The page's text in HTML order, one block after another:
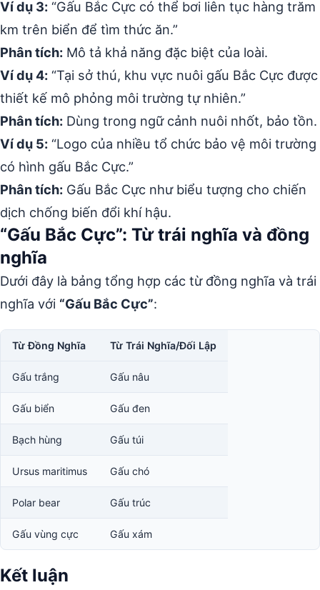
Ví dụ 3: “Gấu Bắc Cực có thể bơi liên tục hàng trăm
km trên biển để tìm thức ăn.”
Phân tích: Mô tả khả năng đặc biệt của loài.
Ví dụ 4: “Tại sở thú, khu vực nuôi gấu Bắc Cực được
thiết kế mô phỏng môi trường tự nhiên.”
Phân tích: Dùng trong ngữ cảnh nuôi nhốt, bảo tồn.
Ví dụ 5: “Logo của nhiều tổ chức bảo vệ môi trường
có hình gấu Bắc Cực.”
Phân tích: Gấu Bắc Cực như biểu tượng cho chiến
dịch chống biến đổi khí hậu.
“Gấu Bắc Cực”: Từ trái nghĩa và đồng
nghĩa
Dưới đây là bảng tổng hợp các từ đồng nghĩa và trái
nghĩa với “Gấu Bắc Cực”:
Từ Đồng Nghĩa Từ Trái Nghĩa/Đối Lập
Gấu trắng Gấu nâu
Gấu biển Gấu đen
Bạch hùng Gấu túi
Ursus maritimus Gấu chó
Polar bear Gấu trúc
Gấu vùng cực Gấu xám
Kết luận